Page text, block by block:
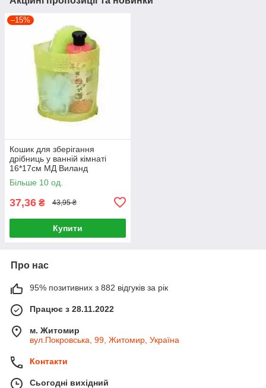
–15%
Кошик для зберігання
дрібниць у ванній кімнаті
16*17см МД Виланд
Більше 10 од.
37,36 ₴ 43,95 ₴
Купити
Про нас
95% позитивних з 882 відгуків за рік
Працює з 28.11.2022
м. Житомир
вул.Покровська, 99, Житомир, Україна
Контакти
Сьогодні вихідний